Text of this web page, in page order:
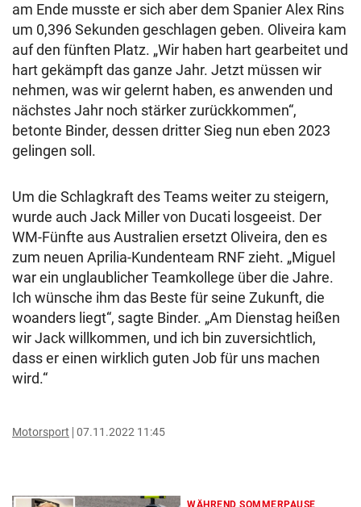
am Ende musste er sich aber dem Spanier Alex Rins
um 0,396 Sekunden geschlagen geben. Oliveira kam
auf den fünften Platz. „Wir haben hart gearbeitet und
hart gekämpft das ganze Jahr. Jetzt müssen wir
nehmen, was wir gelernt haben, es anwenden und
nächstes Jahr noch stärker zurückkommen“,
betonte Binder, dessen dritter Sieg nun eben 2023
gelingen soll.
Um die Schlagkraft des Teams weiter zu steigern,
wurde auch Jack Miller von Ducati losgeeist. Der
WM-Fünfte aus Australien ersetzt Oliveira, den es
zum neuen Aprilia-Kundenteam RNF zieht. „Miguel
war ein unglaublicher Teamkollege über die Jahre.
Ich wünsche ihm das Beste für seine Zukunft, die
woanders liegt“, sagte Binder. „Am Dienstag heißen
wir Jack willkommen, und ich bin zuversichtlich,
dass er einen wirklich guten Job für uns machen
wird.“
Motorsport 07.11.2022 11:45
WÄHREND SOMMERPAUSE